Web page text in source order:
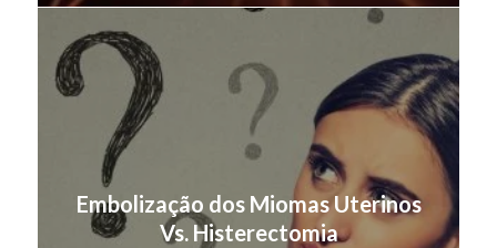
Embolização dos Miomas Uterinos
Vs. Histerectomia